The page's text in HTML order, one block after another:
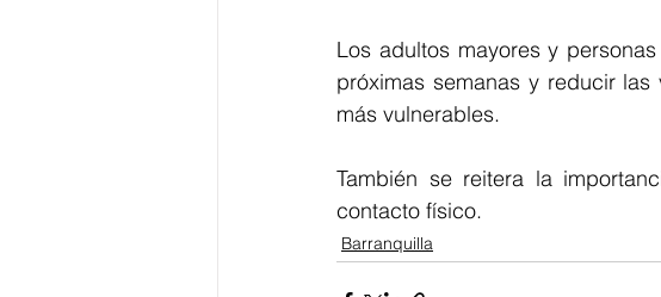
Los adultos mayores y
próximas semanas y reducir
más vulnerables.
También se reitera la
contacto físico.
Barranquilla